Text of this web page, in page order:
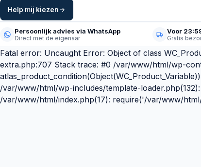
Help mij kiezen
Persoonlijk advies via WhatsApp
Direct met de eigenaar
Voor
Gratis
Fatal error: Uncaught Error: Object of class
extra.php:707 Stack trace: #0 /var/www/html/wp-
/var/www/html/wp-includes/template-
/var/www/html/index.php(17): require('/var/www/